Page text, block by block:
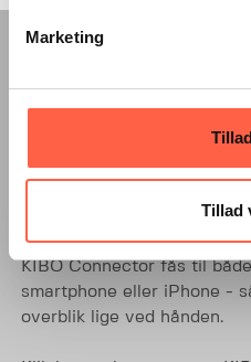
Marketing
Tillad
med adgangskontrol
Med KIBO Connector kan
enheder, og samtidig
tilfælde af fejl, skader eller
KIBO Connector fås til
smartphone eller iPhone -
overblik lige ved hånden.